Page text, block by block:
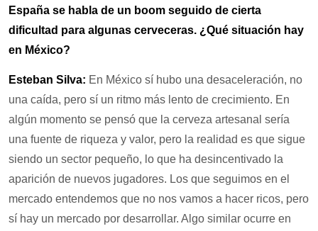
España se habla de un boom seguido de cierta
dificultad para algunas cerveceras. ¿Qué situación hay
en México?
Esteban Silva: En México sí hubo una desaceleración, no
una caída, pero sí un ritmo más lento de crecimiento. En
algún momento se pensó que la cerveza artesanal sería
una fuente de riqueza y valor, pero la realidad es que sigue
siendo un sector pequeño, lo que ha desincentivado la
aparición de nuevos jugadores. Los que seguimos en el
mercado entendemos que no nos vamos a hacer ricos, pero
sí hay un mercado por desarrollar. Algo similar ocurre en